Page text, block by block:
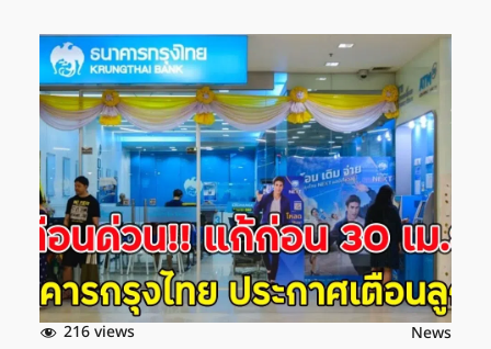
โดนน้ำร้อน" พร้อมติดแฮชแท็ก #เงินมหาศาล และ #เปย์ผู้หญิงฉ่ำ
นอกจากนี้ แพรี่ยังได้คอมเมนต์เพิ่มเติมใต้โพสต์ของตัวเองว่า เธอไม่
ได้มีปัญหากับพระที่ทำสิ่งเหล่านี้ด้วยเจตนาบริสุทธิ์และหวังอนุเคราะห์
ฆราวาส แต่มีปัญหากับขบวนการที่อยู่ใกล้ชิดพระที่แสวงหาผล
ประโยชน์และค้ากำไรจากความศรัทธาของชาวบ้าน การออกมาพูดของ
แพรี่พิพิธครั้งนี้ ถือเป็นการจุดประเด็นให้สังคมได้พิจารณาถึงความ
เหมาะสมในการทำธุรกิจที่เกี่ยวข้องกับความเชื่อและศรัทธาทางศาสนา
216 views News